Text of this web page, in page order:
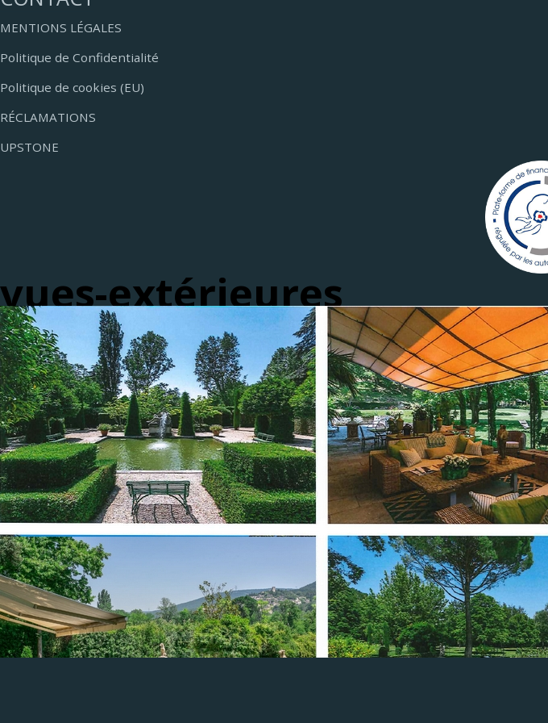
MENTIONS LÉGALES
Politique de Confidentialité
Politique de cookies (EU)
RÉCLAMATIONS
UPSTONE
vues-extérieures